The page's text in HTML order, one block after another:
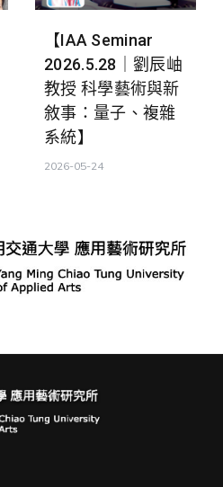
【IAA Seminar
2026.5.28｜劉辰岫
教授 科學藝術與新
敘事：量子、複雜
系統】
2026-05-24